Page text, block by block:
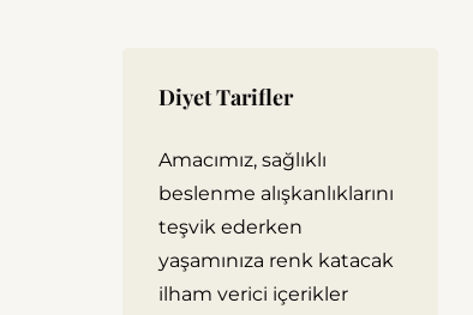
Diyet Tarifler
Amacımız, sağlıklı
beslenme alışkanlıklarını
teşvik ederken
yaşamınıza renk katacak
ilham verici içerikler